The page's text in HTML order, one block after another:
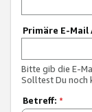
Primäre E-Mail
Bitte gib die E-
Solltest Du noch
Betreff: *